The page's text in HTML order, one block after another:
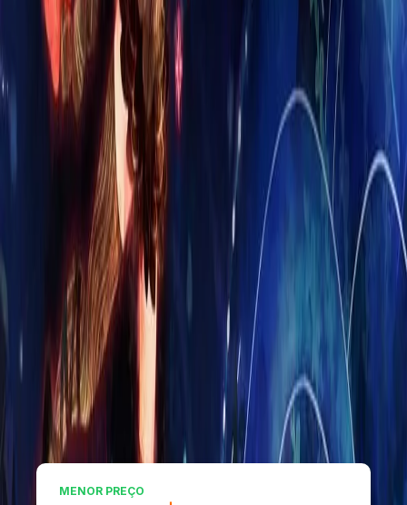
Seu comentário
Enviar Avaliação
Últimas Avaliações
MENOR PREÇO